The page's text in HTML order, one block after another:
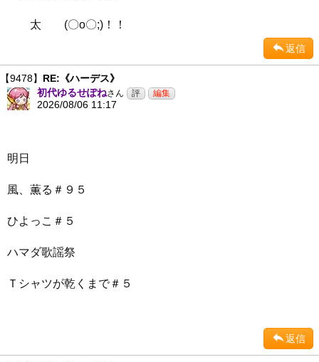
太 (〇o〇;)！！
返信
【9478】 RE:《ハーデス》
初代ゆるせぽねさん
2026/08/06 11:17
明日
風、薫る＃９５
ひよっこ＃５
ハマダ歌謡祭
Ｔシャツが乾くまで＃５
返信